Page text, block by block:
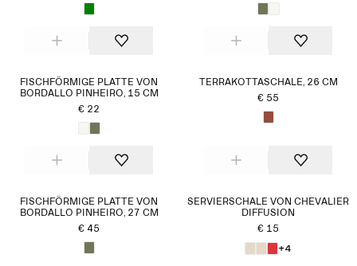
FISCHFÖRMIGE PLATTE VON
BORDALLO PINHEIRO, 15 CM
€ 22
TERRAKOTTASCHALE, 26 CM
€ 55
FISCHFÖRMIGE PLATTE VON
BORDALLO PINHEIRO, 27 CM
€ 45
SERVIERSCHALE VON CHEVALIER
DIFFUSION
€ 15
+4